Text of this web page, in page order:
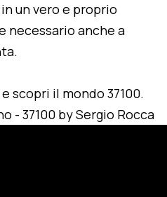
un vero e proprio
necessario anche a
e scopri il mondo 37100.